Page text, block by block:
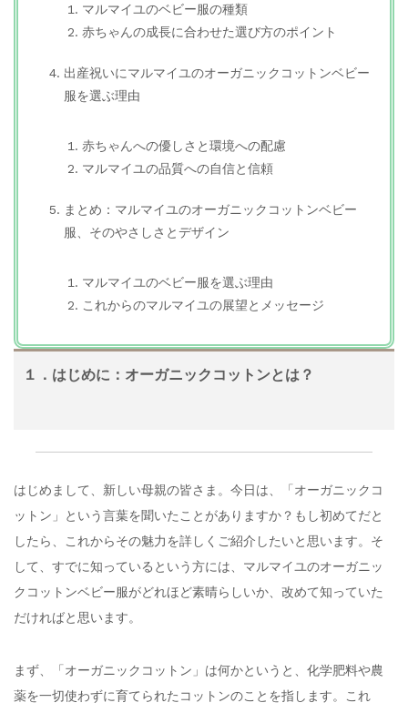
マルマイユのベビー服の種類
赤ちゃんの成長に合わせた選び方のポイント
出産祝いにマルマイユのオーガニックコットンベビー
服を選ぶ理由
赤ちゃんへの優しさと環境への配慮
マルマイユの品質への自信と信頼
まとめ：マルマイユのオーガニックコットンベビー
服、そのやさしさとデザイン
マルマイユのベビー服を選ぶ理由
これからのマルマイユの展望とメッセージ
１．はじめに：オーガニックコットンとは？
はじめまして、新しい母親の皆さま。今日は、「オーガニックコ
ットン」という言葉を聞いたことがありますか？もし初めてだと
したら、これからその魅力を詳しくご紹介したいと思います。そ
して、すでに知っているという方には、マルマイユのオーガニッ
クコットンベビー服がどれほど素晴らしいか、改めて知っていた
だければと思います。
まず、「オーガニックコットン」は何かというと、化学肥料や農
薬を一切使わずに育てられたコットンのことを指します。これ